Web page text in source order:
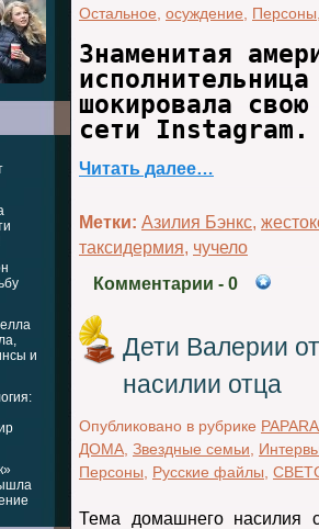
и
Остальное осуждение Персоны
Знаменитая
шокировала
сети
Читать далее…
Метки: Азилия Бэнкс,
таксидермия, чучело
Комментарии - 0
Дети Валерии
насилии отца
Опубликовано в рубрике
ДОМА Звездные семьи
Персоны
Русские файлы
Тема домашнего насилия